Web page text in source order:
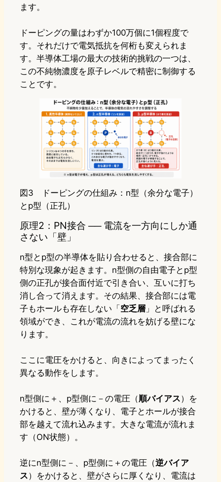
ます。
ドーピングの量はわずか100万個に1個程度で
す。それだけで電気抵抗を何桁も変えられま
す。半導体工場の最大の技術的挑戦の一つは、
この不純物濃度を原子レベルで精密に制御する
ことです。
図3 ドーピングの仕組み：n型（余分な電子）
とp型（正孔）
原理2：PN接合 ── 電流を一方向にしか通
さない「壁」
n型とp型の半導体を貼り合わせると、接合部に
特別な現象が起きます。n型側の自由電子とp型
側の正孔が接合面付近で引き合い、互いに打ち
消し合って消えます。その結果、接合部には電
子もホールも存在しない「 空乏層 」と呼ばれる
領域ができ、これが電流の流れを妨げる壁にな
ります。
ここに電圧をかけると、向きによってまったく
異なる動作をします。
n型側に＋、p型側に－の電圧（順バイアス）を
かけると、壁が薄くなり、電子とホールが接合
部を越えて流れ込みます。大きな電流が流れま
す（ON状態）。
逆にn型側に－、p型側に＋の電圧（逆バイア
ス）をかけると、壁がさらに厚くなり、電流は